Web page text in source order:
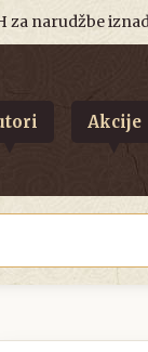
za narudžbe
Akcije